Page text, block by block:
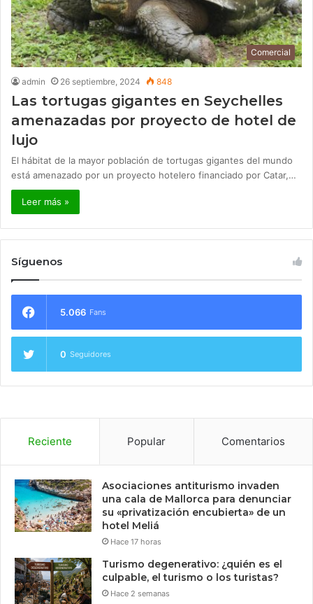
Comercial
admin 26 septiembre, 2024 848
Las tortugas gigantes en Seychelles
amenazadas por proyecto de hotel de
lujo
El hábitat de la mayor población de tortugas gigantes del mundo
está amenazado por un proyecto hotelero financiado por Catar,…
Leer más »
Síguenos
5.066 Fans
0 Seguidores
Reciente Popular Comentarios
Asociaciones antiturismo invaden
una cala de Mallorca para denunciar
su «privatización encubierta» de un
hotel Meliá
Hace 17 horas
Turismo degenerativo: ¿quién es el
culpable, el turismo o los turistas?
Hace 2 semanas